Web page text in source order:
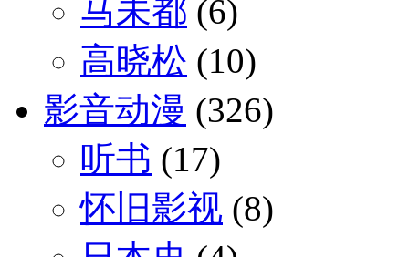
马未都 (6)
高晓松 (10)
影音动漫 (326)
听书 (17)
怀旧影视 (8)